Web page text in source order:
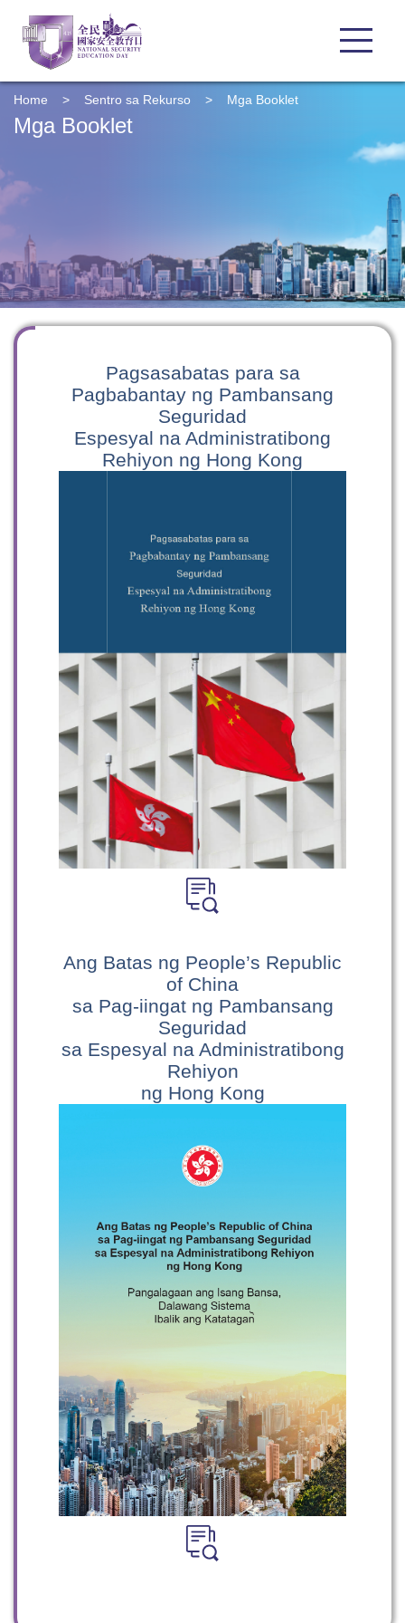
Home > Sentro sa Rekurso > Mga Booklet
Mga Booklet
Pagsasabatas para sa
Pagbabantay ng Pambansang
Seguridad
Espesyal na Administratibong
Rehiyon ng Hong Kong
Ang Batas ng People’s Republic
of China
sa Pag-iingat ng Pambansang
Seguridad
sa Espesyal na Administratibong
Rehiyon
ng Hong Kong